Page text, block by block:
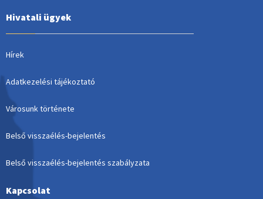
Hivatali ügyek
Hírek
Adatkezelési tájékoztató
Városunk története
Belső visszaélés-bejelentés
Belső visszaélés-bejelentés szabályzata
Kapcsolat